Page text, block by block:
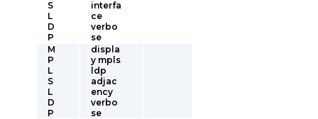
S
L
D
P
interfa
ce
verbo
se
M
P
L
S
L
D
P
displa
y mpls
ldp
adjac
ency
verbo
se